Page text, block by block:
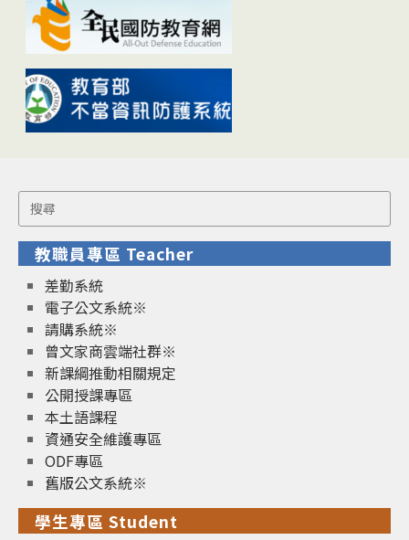
Search
for:
教職員專區 Teacher
差勤系統
電子公文系統※
請購系統※
曾文家商雲端社群※
新課綱推動相關規定
公開授課專區
本土語課程
資通安全維護專區
ODF專區
舊版公文系統※
學生專區 Student